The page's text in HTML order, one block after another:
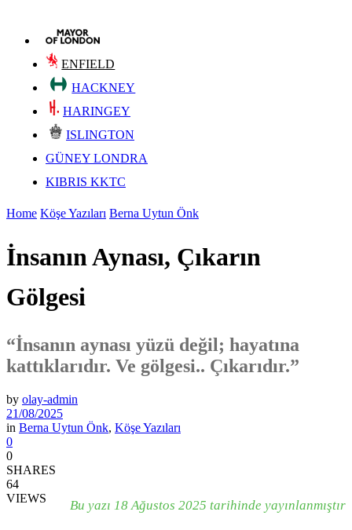
ENFIELD
HACKNEY
HARINGEY
ISLINGTON
GÜNEY LONDRA
KIBRIS KKTC
Home Köşe Yazıları Berna Uytun Önk
İnsanın Aynası, Çıkarın
Gölgesi
“İnsanın aynası yüzü değil; hayatına
kattıklarıdır. Ve gölgesi.. Çıkarıdır.”
by olay-admin
21/08/2025
in Berna Uytun Önk, Köşe Yazıları
0
0
SHARES
64
VIEWS
Bu yazı 18 Ağustos 2025 tarihinde yayınlanmıştır